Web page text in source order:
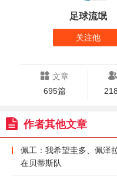
足球流氓
关注他
文章
695篇
作者其他文章
佩工：我希望圭多、佩泽
在贝蒂斯队